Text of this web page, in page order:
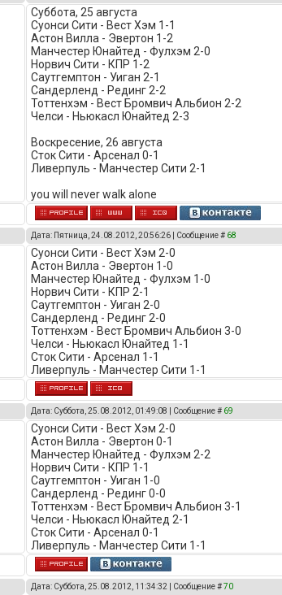
Суббота, 25 августа
Суонси Сити - Вест Хэм 1-1
Астон Вилла - Эвертон 1-2
Манчестер Юнайтед - Фулхэм 2-0
Норвич Сити - КПР 1-2
Саутгемптон - Уиган 2-1
Сандерленд - Рединг 2-2
Тоттенхэм - Вест Бромвич Альбион 2-2
Челси - Ньюкасл Юнайтед 2-3
Воскресение, 26 августа
Сток Сити - Арсенал 0-1
Ливерпуль - Манчестер Сити 2-1
you will never walk alone
Дата: Пятница, 24.08.2012, 20:56:26 | Сообщение # 68
Суонси Сити - Вест Хэм 2-0
Астон Вилла - Эвертон 1-0
Манчестер Юнайтед - Фулхэм 1-0
Норвич Сити - КПР 2-1
Саутгемптон - Уиган 2-0
Сандерленд - Рединг 2-0
Тоттенхэм - Вест Бромвич Альбион 3-0
Челси - Ньюкасл Юнайтед 1-1
Сток Сити - Арсенал 1-1
Ливерпуль - Манчестер Сити 1-1
Дата: Суббота, 25.08.2012, 01:49:08 | Сообщение # 69
Суонси Сити - Вест Хэм 2-0
Астон Вилла - Эвертон 0-1
Манчестер Юнайтед - Фулхэм 2-2
Норвич Сити - КПР 1-1
Саутгемптон - Уиган 1-0
Сандерленд - Рединг 0-0
Тоттенхэм - Вест Бромвич Альбион 3-1
Челси - Ньюкасл Юнайтед 2-1
Сток Сити - Арсенал 0-1
Ливерпуль - Манчестер Сити 1-1
Дата: Суббота, 25.08.2012, 11:34:32 | Сообщение #70